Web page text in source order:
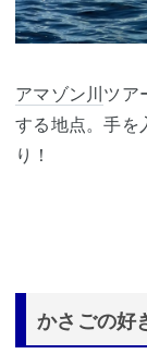
アマゾン川ツア
する地点。手を
り！
かさごの好